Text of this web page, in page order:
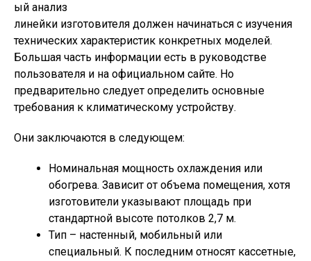
ый анализ
линейки изготовителя должен начинаться с изучения
технических характеристик конкретных моделей.
Большая часть информации есть в руководстве
пользователя и на официальном сайте. Но
предварительно следует определить основные
требования к климатическому устройству.
Они заключаются в следующем:
Номинальная мощность охлаждения или
обогрева. Зависит от объема помещения, хотя
изготовители указывают площадь при
стандартной высоте потолков 2,7 м.
Тип – настенный, мобильный или
специальный. К последним относят кассетные,